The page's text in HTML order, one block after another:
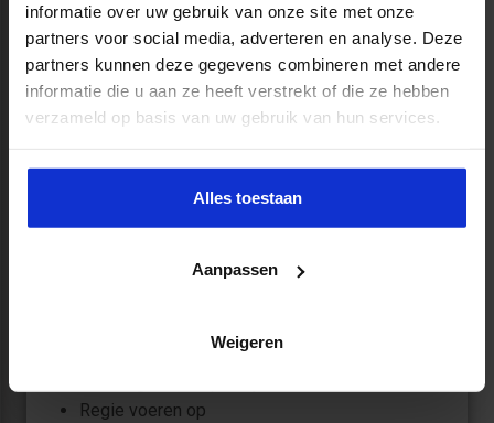
informatie over uw gebruik van onze site met onze
partners voor social media, adverteren en analyse. Deze
partners kunnen deze gegevens combineren met andere
informatie die u aan ze heeft verstrekt of die ze hebben
verzameld op basis van uw gebruik van hun services.
Alles toestaan
Aanpassen
Weigeren
5 dagen | start: 4 november | La Vie Utrecht
Geef vorm aan de veranderende rol
van de beleidsadviseur sociaal
domein. De opleiding beleidsadviseur
uitdaging.
het sociaal domein en de
Regie voeren op